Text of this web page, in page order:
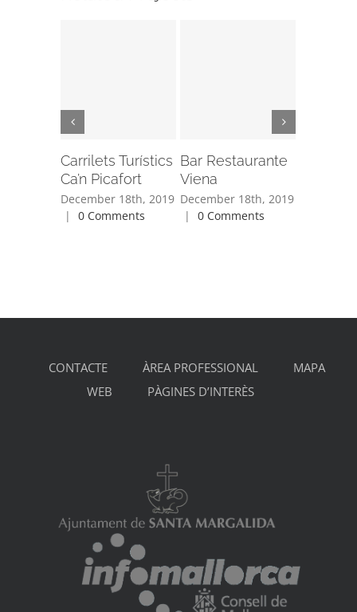
Carrilets Turístics
Ca’n Picafort
December 18th, 2019
|
0 Comments
Bar Restaurante
Viena
December 18th, 2019
|
0 Comments
CONTACTE ÀREA PROFESSIONAL
MAPA
WEB
PÀGINES D’INTERÈS